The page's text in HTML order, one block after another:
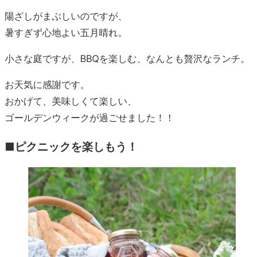
陽ざしがまぶしいのですが、
暑すぎず心地よい五月晴れ。
小さな庭ですが、BBQを楽しむ、なんとも贅沢なランチ。
お天気に感謝です。
おかげて、美味しくて楽しい、
ゴールデンウィークが過ごせました！！
■ピクニックを楽しもう！